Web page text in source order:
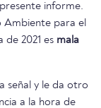
informe.
Ambiente para el
2021 es mala
señal y le da otro
a la hora de